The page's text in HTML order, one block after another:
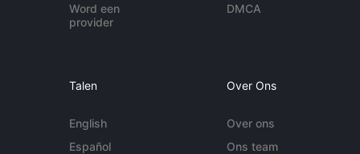
Word een
provider
DMCA
Talen
English
Español
Over Ons
Over ons
Ons team